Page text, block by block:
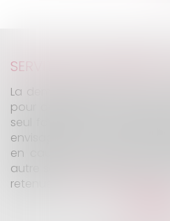
La demande tendant à
pour désenclaver un fonds
seul fait que les
envisagées au cours de
en cause. Encore faut-il
autre solution de
retenue.